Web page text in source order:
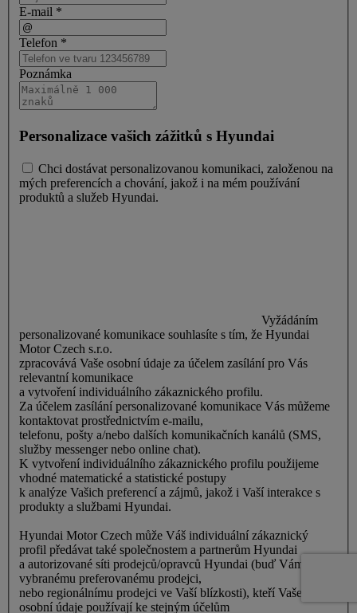
E-mail *
Telefon *
Poznámka
Personalizace vašich zážitků s Hyundai
Chci dostávat personalizovanou komunikaci, založenou na
mých preferencích a chování, jakož i na mém používání
produktů a služeb Hyundai.
Vyžádáním
personalizované komunikace souhlasíte s tím, že Hyundai
Motor Czech s.r.o.
zpracovává Vaše osobní údaje za účelem zasílání pro Vás
relevantní komunikace
a vytvoření individuálního zákaznického profilu.
Za účelem zasílání personalizované komunikace Vás můžeme
kontaktovat prostřednictvím e-mailu,
telefonu, pošty a/nebo dalších komunikačních kanálů (SMS,
služby messenger nebo online chat).
K vytvoření individuálního zákaznického profilu použijeme
vhodné matematické a statistické postupy
k analýze Vašich preferencí a zájmů, jakož i Vaší interakce s
produkty a službami Hyundai.
Hyundai Motor Czech může Váš individuální zákaznický
profil předávat také společnostem a partnerům Hyundai
a autorizované síti prodejců/opravců Hyundai (buď Vámi
vybranému preferovanému prodejci,
nebo regionálnímu prodejci ve Vaší blízkosti), kteří Vaše
osobní údaje používají ke stejným účelům